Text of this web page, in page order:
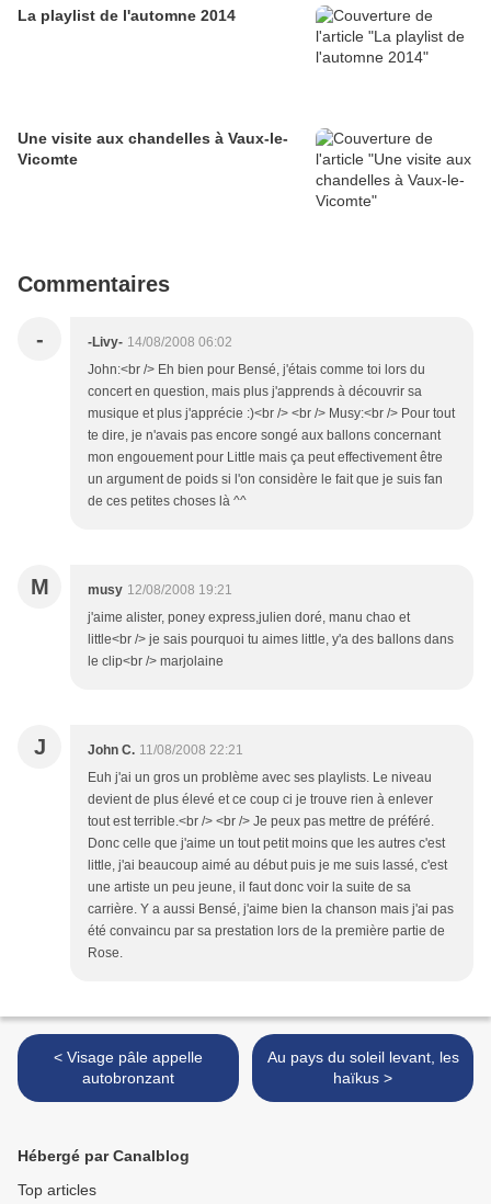
La playlist de l'automne 2014
Une visite aux chandelles à Vaux-le-
Vicomte
Commentaires
- -Livy- 14/08/2008 06:02
John:<br /> Eh bien pour Bensé, j'étais comme toi lors du
concert en question, mais plus j'apprends à découvrir sa
musique et plus j'apprécie :)<br /> <br /> Musy:<br /> Pour tout
te dire, je n'avais pas encore songé aux ballons concernant
mon engouement pour Little mais ça peut effectivement être
un argument de poids si l'on considère le fait que je suis fan
de ces petites choses là ^^
M musy 12/08/2008 19:21
j'aime alister, poney express,julien doré, manu chao et
little<br /> je sais pourquoi tu aimes little, y'a des ballons dans
le clip<br /> marjolaine
J John C. 11/08/2008 22:21
Euh j'ai un gros un problème avec ses playlists. Le niveau
devient de plus élevé et ce coup ci je trouve rien à enlever
tout est terrible.<br /> <br /> Je peux pas mettre de préféré.
Donc celle que j'aime un tout petit moins que les autres c'est
little, j'ai beaucoup aimé au début puis je me suis lassé, c'est
une artiste un peu jeune, il faut donc voir la suite de sa
carrière. Y a aussi Bensé, j'aime bien la chanson mais j'ai pas
été convaincu par sa prestation lors de la première partie de
Rose.
< Visage pâle appelle
autobronzant
Au pays du soleil levant, les
haïkus >
Hébergé par Canalblog
Top articles